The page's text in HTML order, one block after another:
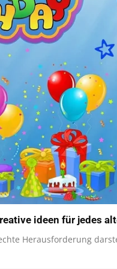
ideen für jedes
Herausforderung